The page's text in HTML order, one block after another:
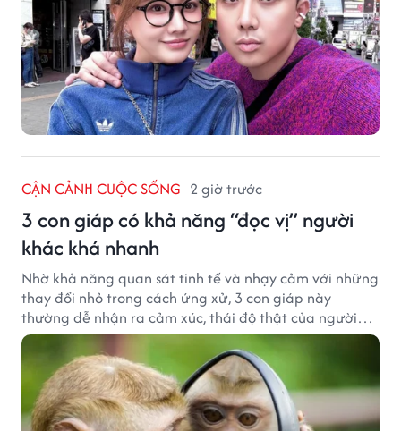
CẬN CẢNH CUỘC SỐNG 2 giờ trước
3 con giáp có khả năng “đọc vị” người
khác khá nhanh
Nhờ khả năng quan sát tinh tế và nhạy cảm với những
thay đổi nhỏ trong cách ứng xử, 3 con giáp này
thường dễ nhận ra cảm xúc, thái độ thật của người
đối diện.